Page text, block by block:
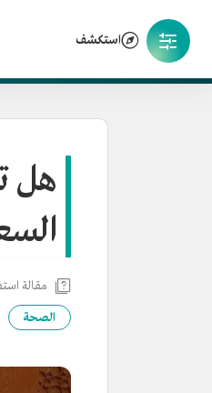
استكشف
هل
مقالة
الصحة